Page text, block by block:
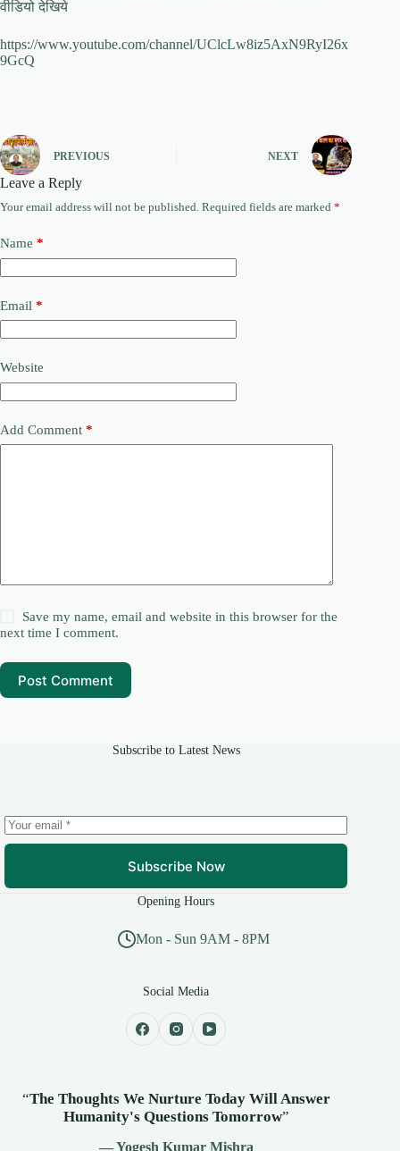
वीडियो देखिये
https://www.youtube.com/channel/UClcLw8iz5AxN9RyI26x
9GcQ
PREVIOUS NEXT
Leave a Reply
Your email address will not be published. Required fields are marked *
Name *
Email *
Website
Add Comment *
Save my name, email and website in this browser for the
next time I comment.
Post Comment
Subscribe to Latest News
Subscribe Now
Opening Hours
Mon - Sun 9AM - 8PM
Social Media
“The Thoughts We Nurture Today Will Answer
Humanity's Questions Tomorrow”
— Yogesh Kumar Mishra